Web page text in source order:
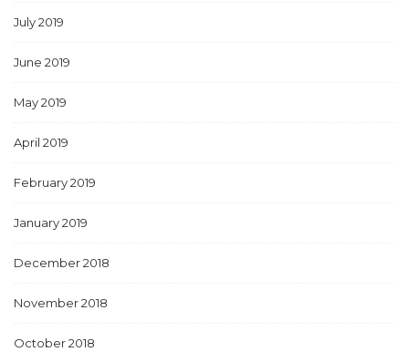
July 2019
June 2019
May 2019
April 2019
February 2019
January 2019
December 2018
November 2018
October 2018